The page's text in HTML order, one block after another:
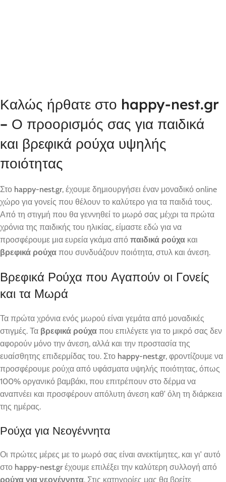
Καλώς ήρθατε στο happy-nest.gr
– Ο προορισμός σας για παιδικά
και βρεφικά ρούχα υψηλής
ποιότητας
Στο happy-nest.gr, έχουμε δημιουργήσει έναν μοναδικό online
χώρο για γονείς που θέλουν το καλύτερο για τα παιδιά τους.
Από τη στιγμή που θα γεννηθεί το μωρό σας μέχρι τα πρώτα
χρόνια της παιδικής του ηλικίας, είμαστε εδώ για να
προσφέρουμε μια ευρεία γκάμα από παιδικά ρούχα και
βρεφικά ρούχα που συνδυάζουν ποιότητα, στυλ και άνεση.
Βρεφικά Ρούχα που Αγαπούν οι Γονείς
και τα Μωρά
Τα πρώτα χρόνια ενός μωρού είναι γεμάτα από μοναδικές
στιγμές. Τα βρεφικά ρούχα που επιλέγετε για το μικρό σας δεν
αφορούν μόνο την άνεση, αλλά και την προστασία της
ευαίσθητης επιδερμίδας του. Στο happy-nest.gr, φροντίζουμε να
προσφέρουμε ρούχα από υφάσματα υψηλής ποιότητας, όπως
100% οργανικό βαμβάκι, που επιτρέπουν στο δέρμα να
αναπνέει και προσφέρουν απόλυτη άνεση καθ’ όλη τη διάρκεια
της ημέρας.
Ρούχα για Νεογέννητα
Οι πρώτες μέρες με το μωρό σας είναι ανεκτίμητες, και γι’ αυτό
στο happy-nest.gr έχουμε επιλέξει την καλύτερη συλλογή από
ρούχα για νεογέννητα. Στις κατηγορίες μας θα βρείτε